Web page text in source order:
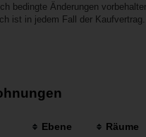
bedingte Änderungen
ist in jedem Fall der Kaufvertrag.
Ebene Räume